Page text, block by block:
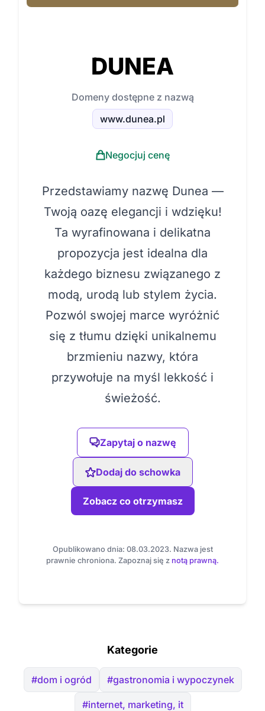
DUNEA
Domeny dostępne z nazwą
www.dunea.pl
Negocjuj cenę
Przedstawiamy nazwę Dunea —
Twoją oazę elegancji i wdzięku!
Ta wyrafinowana i delikatna
propozycja jest idealna dla
każdego biznesu związanego z
modą, urodą lub stylem życia.
Pozwól swojej marce wyróżnić
się z tłumu dzięki unikalnemu
brzmieniu nazwy, która
przywołuje na myśl lekkość i
świeżość.
Zapytaj o nazwę
Dodaj do schowka
Zobacz co otrzymasz
Opublikowano dnia: 08.03.2023. Nazwa jest
prawnie chroniona. Zapoznaj się z notą prawną.
Kategorie
#dom i ogród #gastronomia i wypoczynek
#internet, marketing, it